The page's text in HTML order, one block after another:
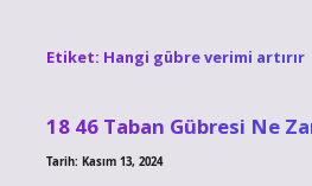
Etiket: Hangi gübre verimi artırır
18 46 Taban Gübresi Ne
Tarih: Kasım 13, 2024